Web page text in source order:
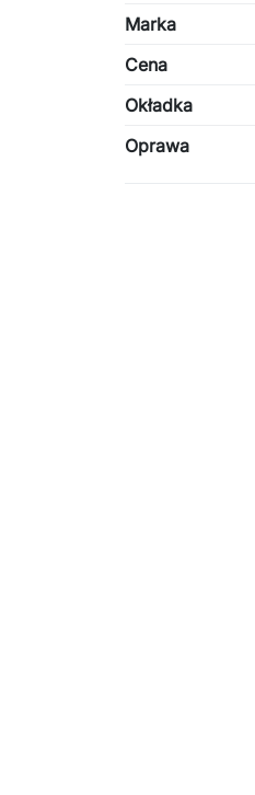
Marka
Cena
Okładka
Oprawa